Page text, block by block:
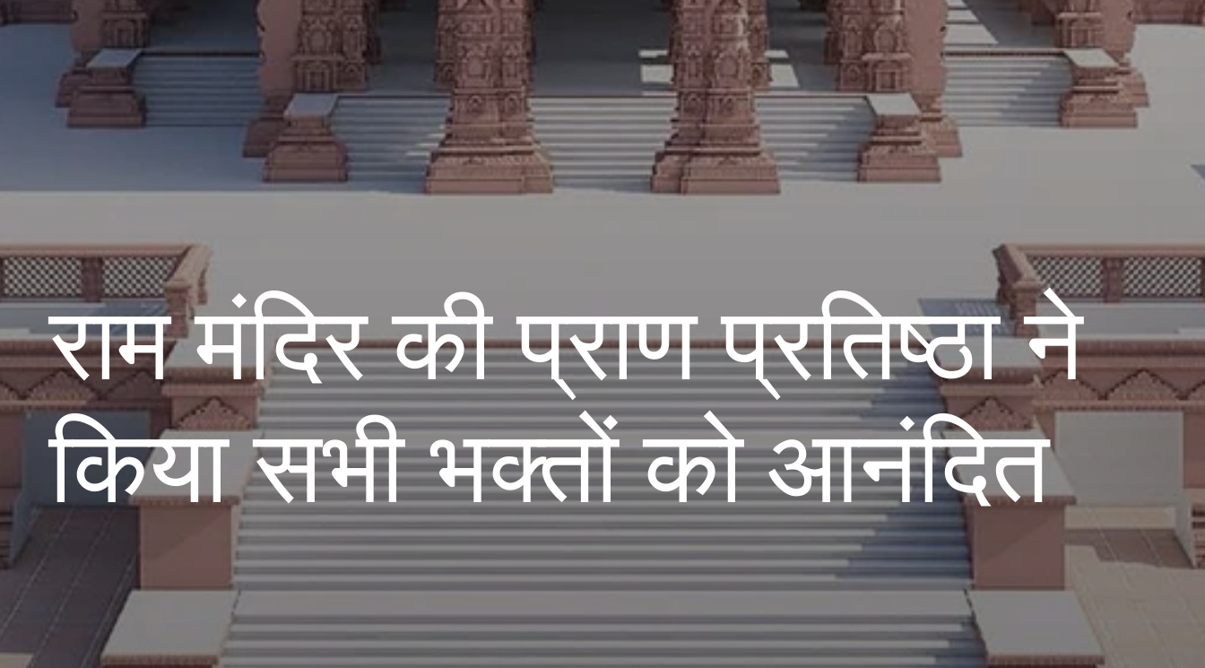
राम मंदिर की प्राण प्रतिष्ठा ने
किया सभी भक्तों को आनंदित